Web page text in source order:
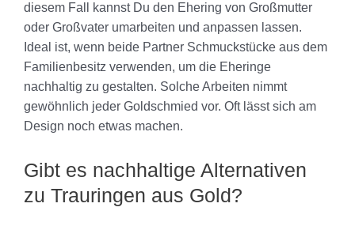
diesem Fall kannst Du den Ehering von Großmutter
oder Großvater umarbeiten und anpassen lassen.
Ideal ist, wenn beide Partner Schmuckstücke aus dem
Familienbesitz verwenden, um die Eheringe
nachhaltig zu gestalten. Solche Arbeiten nimmt
gewöhnlich jeder Goldschmied vor. Oft lässt sich am
Design noch etwas machen.
Gibt es nachhaltige Alternativen
zu Trauringen aus Gold?